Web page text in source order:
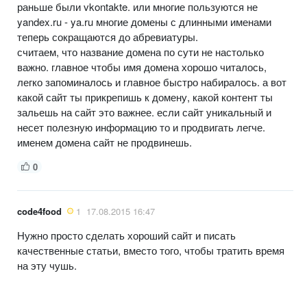
раньше были vkontakte. или многие пользуются не
yandex.ru - ya.ru многие домены с длинными именами
теперь сокращаются до абревиатуры.
считаем, что название домена по сути не настолько
важно. главное чтобы имя домена хорошо читалось,
легко запоминалось и главное быстро набиралось. а вот
какой сайт ты прикрепишь к домену, какой контент ты
зальешь на сайт это важнее. если сайт уникальный и
несет полезную информацию то и продвигать легче.
именем домена сайт не продвинешь.
0
code4food 1 17.08.2015 16:47
Нужно просто сделать хороший сайт и писать
качественные статьи, вместо того, чтобы тратить время
на эту чушь.